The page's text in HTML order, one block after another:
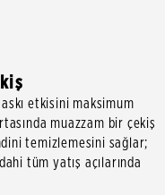
etkisini maksimum
muazzam bir çekiş
temizlemesini sağlar;
tüm yatış açılarında